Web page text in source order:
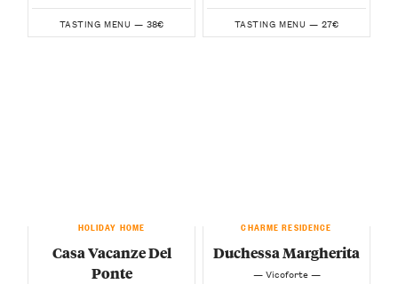
TASTING MENU — 38€ TASTING MENU — 27€
HOLIDAY HOME
Casa Vacanze Del
Ponte
CHARME RESIDENCE
Duchessa Margherita
— Vicoforte —